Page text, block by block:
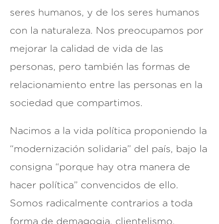
seres humanos, y de los seres humanos
con la naturaleza. Nos preocupamos por
mejorar la calidad de vida de las
personas, pero también las formas de
relacionamiento entre las personas en la
sociedad que compartimos.
Nacimos a la vida política proponiendo la
“modernización solidaria” del país, bajo la
consigna “porque hay otra manera de
hacer política” convencidos de ello.
Somos radicalmente contrarios a toda
forma de demagogia, clientelismo,